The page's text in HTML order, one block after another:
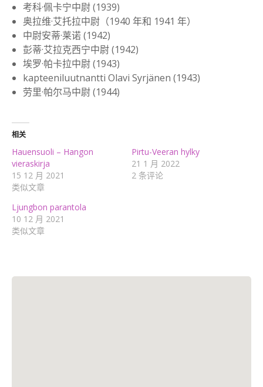
考科·佩卡宁中尉 (1939)
奥拉维·艾托拉中尉（1940 年和 1941 年）
中尉安蒂·莱诺 (1942)
彭蒂·艾拉克西宁中尉 (1942)
埃罗·帕卡拉中尉 (1943)
kapteeniluutnantti Olavi Syrjänen (1943)
劳里·帕尔马中尉 (1944)
相关
Hauensuoli – Hangon
vieraskirja
15 12 月 2021
类似文章
Pirtu-Veeran hylky
21 1 月 2022
2 条评论
Ljungbon parantola
10 12 月 2021
类似文章